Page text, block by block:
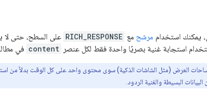
يمكنك استخدام مرشح مع RICH_RESPONSE
استجابة غنية بصريًا واحدة فقط لكل عنصر content في
العرض (مثل الشاشات الذكية) سوى محتوى واحد على كل الوقت بدلاً من
البسيطة والغنية الردود.